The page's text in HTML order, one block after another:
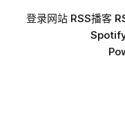
登录网站 RSS播客